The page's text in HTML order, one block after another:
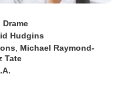
Drame
Hudgins
Michael Raymond-
Tate